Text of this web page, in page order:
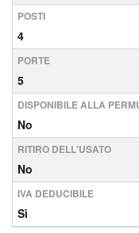
POSTI
4
PORTE
5
DISPONIBILE ALLA
No
RITIRO DELL'USATO
No
IVA DEDUCIBILE
Sì